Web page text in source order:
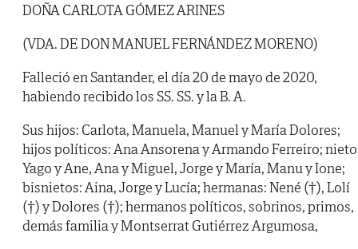
DOÑA CARLOTA GÓMEZ ARINES
(VDA. DE DON MANUEL FERNÁNDEZ MORENO)
Falleció en Santander, el día 20 de mayo de 2020,
habiendo recibido los SS. SS. y la B. A.
Sus hijos: Carlota, Manuela, Manuel y María Dolores;
hijos políticos: Ana Ansorena y Armando Ferreiro;
Yago y Ane, Ana y Miguel, Jorge y María, Manu y Ione;
bisnietos: Aina, Jorge y Lucía; hermanas: Nené (†), Lolí
(†) y Dolores (†); hermanos políticos, sobrinos, primos,
demás familia y Montserrat Gutiérrez Argumosa,